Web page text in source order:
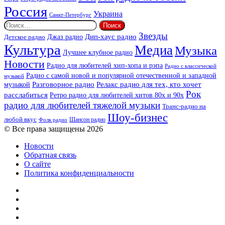
Россия Санкт-Петербург Украина
Найти:
Детское радио Джаз радио Дип-хаус радио Звезды
Культура Лучшее клубное радио МедиаМузыка
Новости Радио для любителей хип-хопа и рэпа Радио с классической
музыкой Радио с самой новой и популярной отечественной и западной
музыкой Разговорное радио Релакс радио для тех, кто хочет
расслабиться Ретро радио для любителей хитов 80х и 90х Рок
радио для любителей тяжелой музыки Транс-радио на
любой вкус Фолк радио Шансон радио Шоу-бизнес
© Все права защищены 2026
Новости
Обратная связь
О сайте
Политика конфиденциальности